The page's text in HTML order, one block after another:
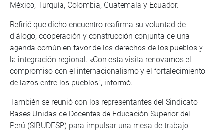
México, Turquía, Colombia, Guatemala y Ecuador.
Refirió que dicho encuentro reafirma su voluntad de
diálogo, cooperación y construcción conjunta de una
agenda común en favor de los derechos de los pueblos y
la integración regional. «Con esta visita renovamos el
compromiso con el internacionalismo y el fortalecimiento
de lazos entre los pueblos”, informó.
También se reunió con los representantes del Sindicato
Bases Unidas de Docentes de Educación Superior del
Perú (SIBUDESP) para impulsar una mesa de trabajo